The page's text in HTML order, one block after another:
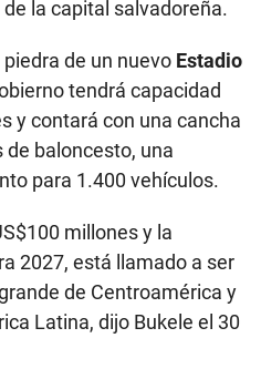
la capital salvadoreña.
de un nuevo Estadio
tendrá capacidad
y contará con una cancha
baloncesto, una
para 1.400 vehículos.
millones y la
2027, está llamado a ser
de Centroamérica y
Latina, dijo Bukele el 30